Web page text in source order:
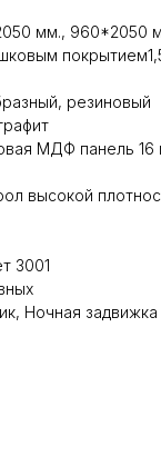
мм., 960*2050
резиновый
МДФ панель 16
высокой
3001
Ночная задвижка